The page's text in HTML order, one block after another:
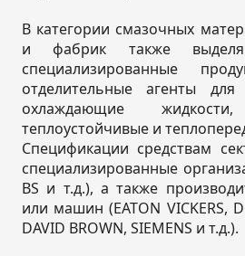
В категории смазочных
и фабрик также
специализированные
отделительные агенты
охлаждающие
теплоустойчивые и
Спецификации средствам
специализированные
BS и т.д.), а также
или машин (EATON VICKERS,
DAVID BROWN, SIEMENS и т.д.).